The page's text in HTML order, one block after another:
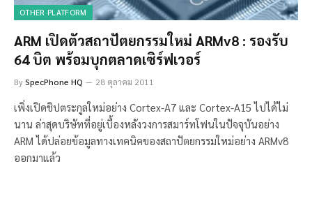
OTHER PLATFORM
ARM เปิดตัวสถาปัตยกรรมใหม่ ARMv8 : รองรับ
64 บิต พร้อมบุกตลาดเซิร์ฟเวอร์
BySpecPhone HQ 28 ตุลาคม 2011
เพิ่งเปิดชิปตระกูลใหม่อย่าง Cortex-A7 และ Cortex-A15 ไปได้ไม่
นาน ล่าสุดบริษัทที่อยู่เบื้องหลังวงการสมาร์ทโฟนในปัจจุบันอย่าง
ARM ได้ปล่อยข้อมูลทางเทคนิคของสถาปัตยกรรมใหม่อย่าง ARMv8
ออกมาแล้ว